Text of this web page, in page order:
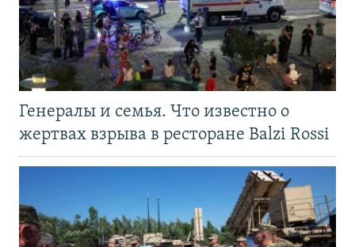
Генералы и семья. Что известно о
жертвах взрыва в ресторане Balzi Rossi